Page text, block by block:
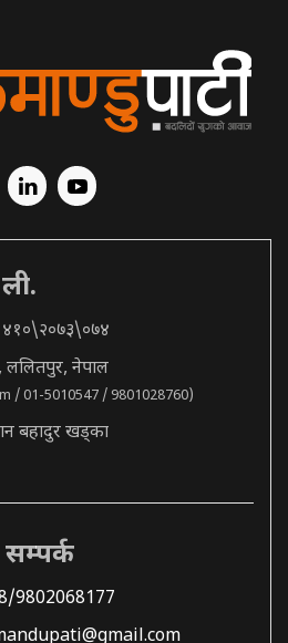
नेपाल
/ 01-5010547 / 9801028760)
बहादुर खड्का
सम्पर्क
9802068177